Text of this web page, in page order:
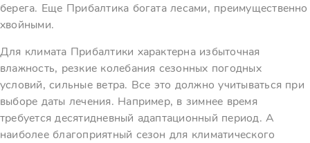
берега. Еще Прибалтика богата лесами, преимущественно
хвойными.
Для климата Прибалтики характерна избыточная
влажность, резкие колебания сезонных погодных
условий, сильные ветра. Все это должно учитываться при
выборе даты лечения. Например, в зимнее время
требуется десятидневный адаптационный период. А
наиболее благоприятный сезон для климатического